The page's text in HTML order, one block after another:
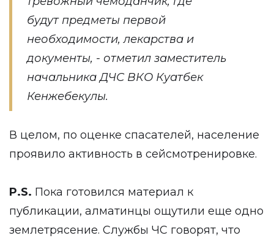
будут предметы первой
необходимости, лекарства и
документы, - отметил заместитель
начальника ДЧС ВКО Куатбек
Кенжебекулы.
В целом, по оценке спасателей, население
проявило активность в сейсмотренировке.
P.S. Пока готовился материал к
публикации, алматинцы ощутили еще одно
землетрясение. Службы ЧС говорят, что